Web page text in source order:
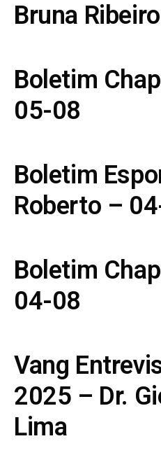
Bruna Ribeiro
Boletim
05-08
Boletim
Roberto –
Boletim
04-08
Vang
2025 – Dr.
Lima